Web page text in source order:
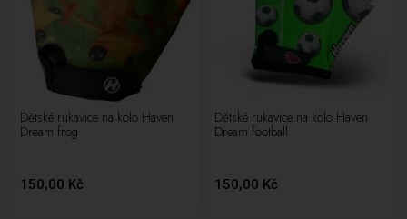
Dětské rukavice na kolo Haven
Dream frog
150,00 Kč
Dětské rukavice na kolo Haven
Dream football
150,00 Kč